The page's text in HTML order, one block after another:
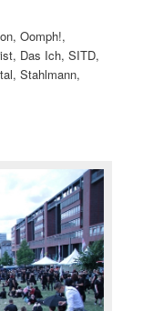
Oomph!,
Das Ich, SITD,
Stahlmann,